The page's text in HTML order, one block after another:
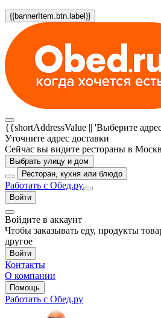
{{bannerItem.btn.label}}
{{shortAddressValue || 'Выберите
Уточните адрес доставки
Сейчас вы видите рестораны в
Выбрать улицу и дом
Ресторан, кухня или блюдо
Работать с Обед.ру
Войти
Войдите в аккаунт
Чтобы заказывать еду, продукты
другое
Войти
Контакты
О компании
Помощь
Работать с Обед.ру